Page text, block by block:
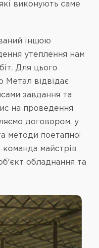
виконують саме
іншою
утеплення нам
Для цього
Метал відвідає
завдання та
на проведення
договором, у
методи поетапної
майстрів
обладнання та